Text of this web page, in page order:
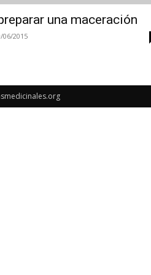
una maceración
06/2015